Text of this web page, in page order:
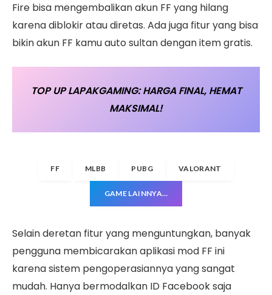
Fire bisa mengembalikan akun FF yang hilang
karena diblokir atau diretas. Ada juga fitur yang bisa
bikin akun FF kamu auto sultan dengan item gratis.
TOP UP LAPAKGAMING: HARGA FINAL, HEMAT
MAKSIMAL!
FF MLBB PUBG VALORANT
GAME LAINNYA…
Selain deretan fitur yang menguntungkan, banyak
pengguna membicarakan aplikasi mod FF ini
karena sistem pengoperasiannya yang sangat
mudah. Hanya bermodalkan ID Facebook saja